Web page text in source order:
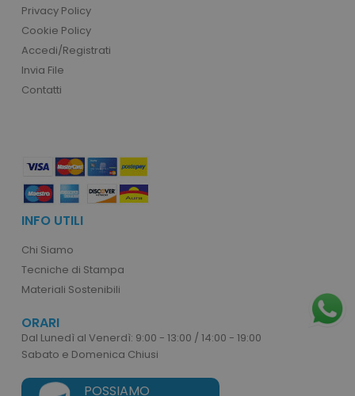
Privacy Policy
Cookie Policy
Accedi/Registrati
Invia File
Contatti
INFO UTILI
Chi Siamo
Tecniche di Stampa
Materiali Sostenibili
ORARI
Dal Lunedì al Venerdì: 9:00 - 13:00 / 14:00 - 19:00
Sabato e Domenica Chiusi
POSSIAMO